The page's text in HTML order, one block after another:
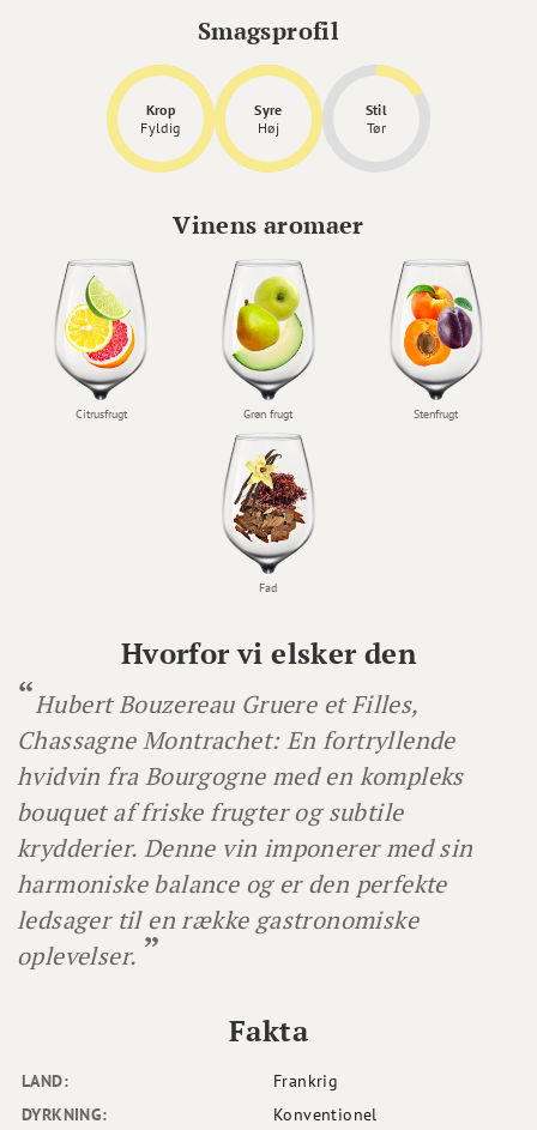
Hvorfor vi elsker den
Hubert Bouzereau Gruere et Filles,
Chassagne Montrachet: En fortryllende
hvidvin fra Bourgogne med en kompleks
bouquet af friske frugter og subtile
krydderier. Denne vin imponerer med sin
harmoniske balance og er den perfekte
ledsager til en række gastronomiske
oplevelser.
LAND:
Frankrig
DYRKNING:
Konventionel
Fakta
Smagsprofil
Krop
Fyldig
Syre
Høj
Stil
Tør
Vinens aromaer
Citrusfrugt Grøn frugt Stenfrugt
Fad